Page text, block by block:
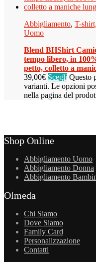
Abbigliamento, T-
Uomo
Blend BHShirt
tempo libero, in
petto, colletto a
39,00€ Scegli Questo
varianti. Le opzioni
nella pagina del
Shop Online
Abbigliamento Uomo
Abbigliamento Donna
Abbigliamento
Olmeda
Chi Siamo
Dove Siamo
Family Card
Personalizzazione
Contatti